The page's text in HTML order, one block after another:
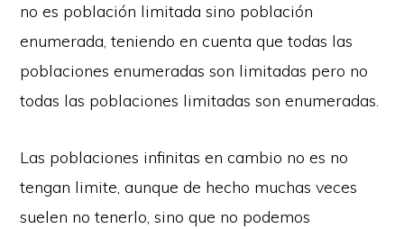
no es población limitada sino población
enumerada, teniendo en cuenta que todas las
poblaciones enumeradas son limitadas pero no
todas las poblaciones limitadas son enumeradas.
Las poblaciones infinitas en cambio no es no
tengan limite, aunque de hecho muchas veces
suelen no tenerlo, sino que no podemos